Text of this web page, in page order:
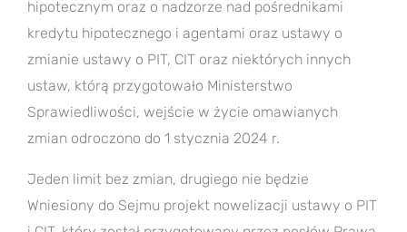
hipotecznym oraz o nadzorze nad pośrednikami
kredytu hipotecznego i agentami oraz ustawy o
zmianie ustawy o PIT, CIT oraz niektórych innych
ustaw, którą przygotowało Ministerstwo
Sprawiedliwości, wejście w życie omawianych
zmian odroczono do 1 stycznia 2024 r.
Jeden limit bez zmian, drugiego nie będzie
Wniesiony do Sejmu projekt nowelizacji ustawy o PIT